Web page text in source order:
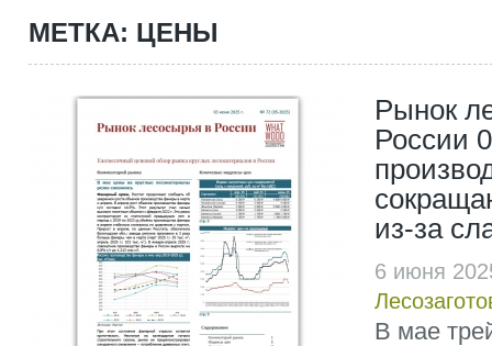
МЕТКА: ЦЕНЫ
Рынок
России
из-за
6 июня
В мае